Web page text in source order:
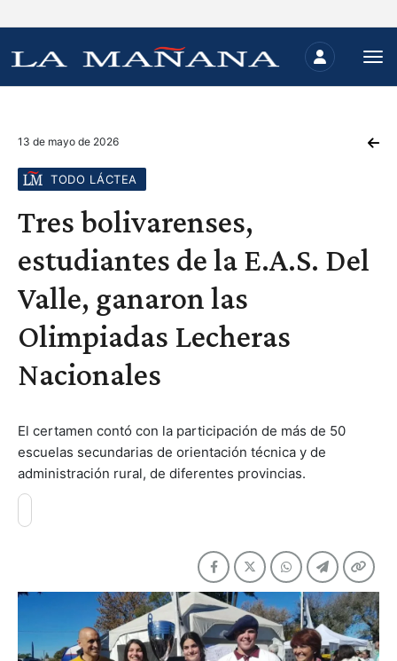
13 de mayo de 2026
TODO LÁCTEA
Tres bolivarenses,
estudiantes de la E.A.S. Del
Valle, ganaron las
Olimpiadas Lecheras
Nacionales
El certamen contó con la participación de más de 50
escuelas secundarias de orientación técnica y de
administración rural, de diferentes provincias.